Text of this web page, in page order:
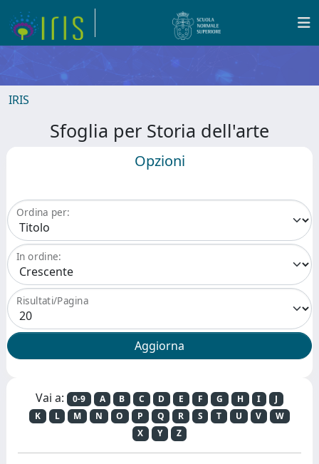
IRIS
Sfoglia per Storia dell'arte
Opzioni
Ordina per:
In ordine:
Risultati/Pagina
Vai a: 0-9 A B C D E F G H I
J
K
L M N O P Q R S T U V
W
X
Y Z